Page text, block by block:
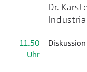
Dr.
11.50
Uhr
Diskussion